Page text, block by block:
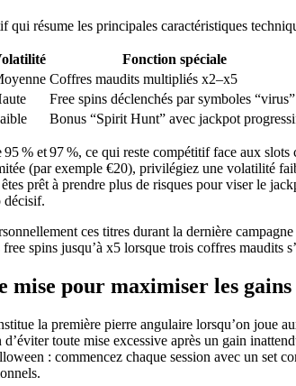
qui résume les principales caractéristiques
Fonction spéciale
Coffres maudits multipliés x2–x5
Free spins déclenchés par symboles “virus”
Bonus “Spirit Hunt” avec jackpot
% et 97 %, ce qui reste compétitif face aux
(par exemple €20), privilégiez une volatilité
prêt à prendre plus de risques pour viser le
décisif.
ces titres durant la dernière
spins jusqu’à x5 lorsque trois coffres maudits
mise pour maximiser les
la première pierre angulaire lorsqu’on joue
toute mise excessive après un gain
: commencez chaque session avec un set